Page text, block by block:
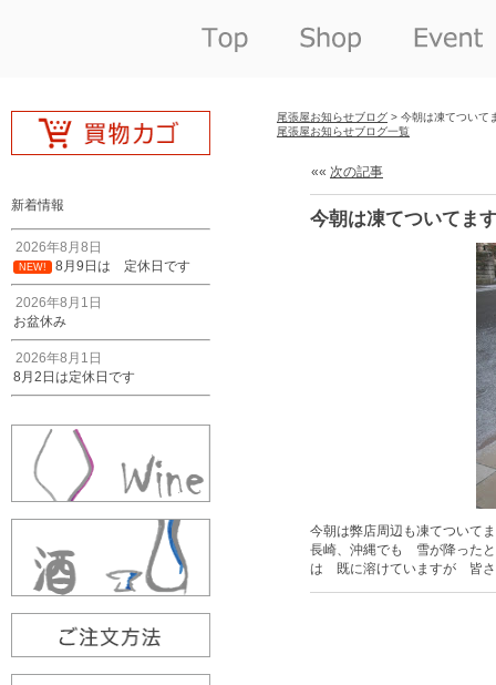
新着情報
2026年8月8日
NEW! 8月9日は 定休日です
2026年8月1日
お盆休み
2026年8月1日
8月2日は定休日です
尾張屋お知らせブログ > 今朝は凍てついて
尾張屋お知らせブログ一覧
«« 次の記事
今朝は凍てついてま
今朝は弊店周辺も凍てついて
長崎、沖縄でも 雪が降った
は 既に溶けていますが 皆さ